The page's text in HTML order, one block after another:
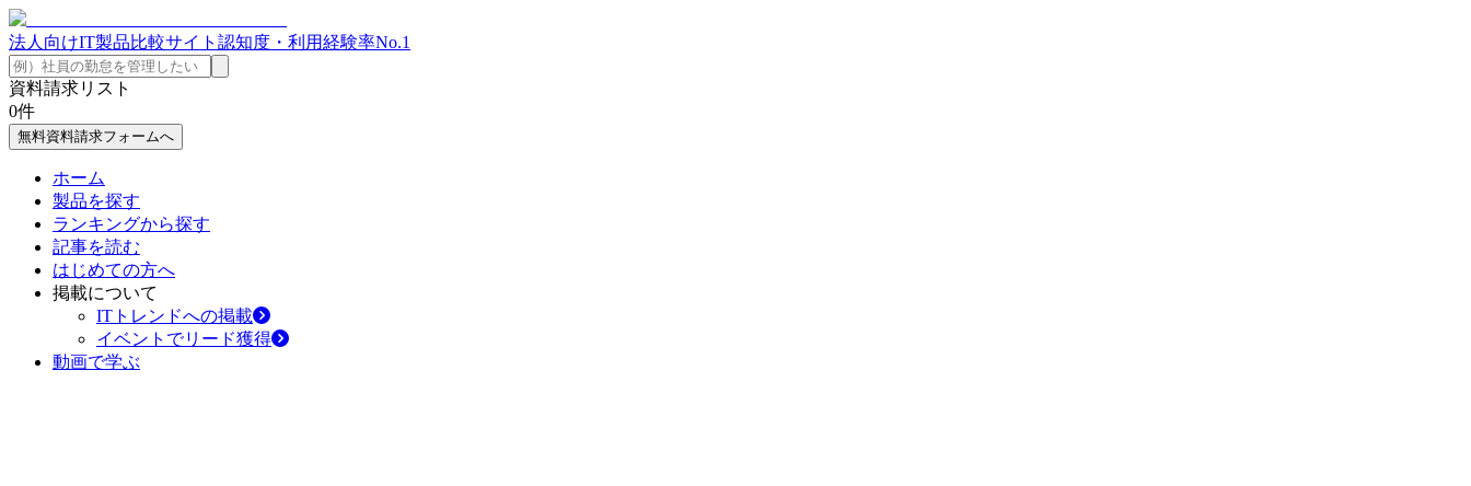
法人向けIT製品比較サイト 認知度・利用経験率No.1
資料請求リスト
0件
無料資料請求フォームへ
ホーム
製品を探す
ランキングから探す
記事を読む
はじめての方へ
掲載について
ITトレンドへの掲載
イベントでリード獲得
動画で学ぶ